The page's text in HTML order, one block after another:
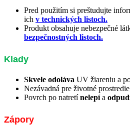
Pred použitím si preštudujte
ich v technických listoch.
Produkt obsahuje nebezpečné
bezpečnostných listoch.
Klady
Skvele odoláva UV žiareniu a
Nezávadná pre životné
Povrch po natretínelepía
Zápory